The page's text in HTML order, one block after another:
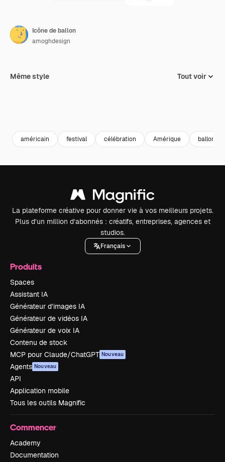
Icône de ballon
amoghdesign
Même style Tout voir
américain festival célébration Amérique ballon
La plateforme créative pour donner vie à vos meilleurs projets.
Plus d’un million d’abonnés : créatifs, entreprises, agences et
studios.
Français
Produits
Spaces
Assistant IA
Générateur d’images IA
Générateur de vidéos IA
Générateur de voix IA
Contenu de stock
MCP pour Claude/ChatGPT Nouveau
Agents Nouveau
API
Application mobile
Tous les outils Magnific
Commencer
Academy
Documentation